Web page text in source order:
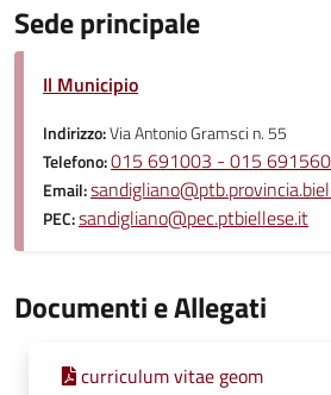
Sede principale
Il Municipio
Indirizzo:Via Antonio Gramsci n. 55
Telefono:015 691003 - 015 691560
Email:
PEC:sandigliano@pec.ptbiellese.it
Documenti e Allegati
curriculum vitae geom